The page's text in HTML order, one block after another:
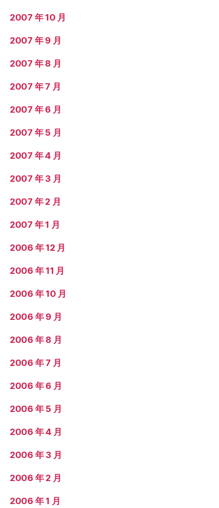
2007 年 10 月
2007 年 9 月
2007 年 8 月
2007 年 7 月
2007 年 6 月
2007 年 5 月
2007 年 4 月
2007 年 3 月
2007 年 2 月
2007 年 1 月
2006 年 12 月
2006 年 11 月
2006 年 10 月
2006 年 9 月
2006 年 8 月
2006 年 7 月
2006 年 6 月
2006 年 5 月
2006 年 4 月
2006 年 3 月
2006 年 2 月
2006 年 1 月